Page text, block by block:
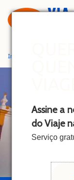
Assine a
do Viaje
Serviço
n
t
e
n
Início